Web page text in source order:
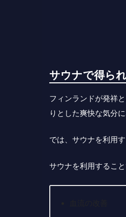
サウナで得ら
フィンランドが発祥
りとした爽快な気分
では、サウナを利用
サウナを利用するこ